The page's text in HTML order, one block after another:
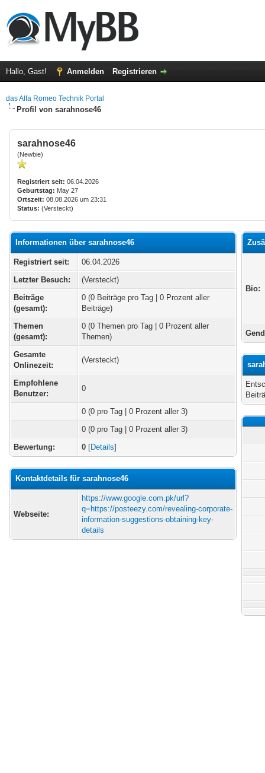
Hallo, Gast! Anmelden Registrieren
das Alfa Romeo Technik Portal
Profil von sarahnose46
sarahnose46
(Newbie)
Registriert seit: 06.04.2026
Geburtstag: May 27
Ortszeit: 08.08.2026 um 23:31
Status: (Versteckt)
Informationen über sarahnose46
Registriert seit:
06.04.2026
Letzter Besuch:
(Versteckt)
Beiträge
(gesamt):
0 (0 Beiträge pro Tag | 0 Prozent aller
Beiträge)
Themen
(gesamt):
0 (0 Themen pro Tag | 0 Prozent aller
Themen)
Gesamte
Onlinezeit:
(Versteckt)
Empfohlene
Benutzer:
0
0 (0 pro Tag | 0 Prozent aller 3)
0 (0 pro Tag | 0 Prozent aller 3)
Bewertung:
0 [Details]
Kontaktdetails für sarahnose46
Webseite:
https://www.google.com.pk/url?
q=https://posteezy.com/revealing-corporate-
information-suggestions-obtaining-key-
details
Bio: